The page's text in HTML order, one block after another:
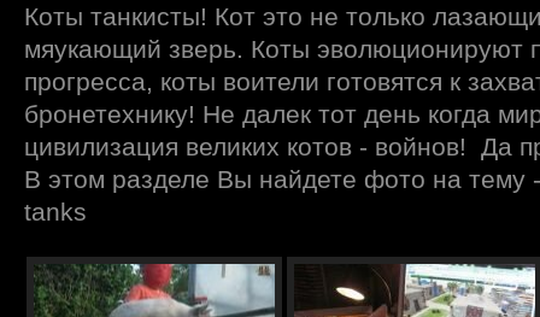
Коты танкисты! Кот это не только
мяукающий зверь. Коты эволюционируют
прогресса, коты воители готовятся к
бронетехнику! Не далек тот день когда
цивилизация великих котов - войнов! Да
В этом разделе Вы найдете фото на тему
tanks